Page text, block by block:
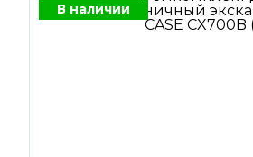
В наличии